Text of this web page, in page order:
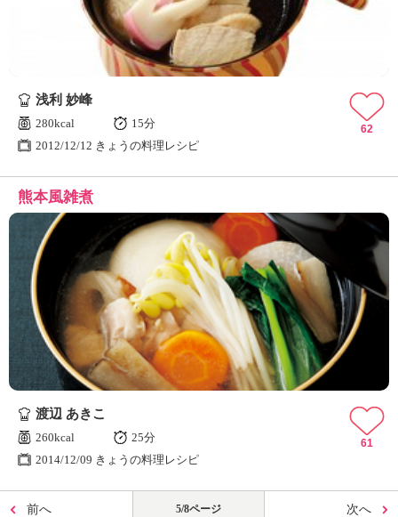
浅利 妙峰
280kcal
15分
2012/12/12 きょうの料理レシピ
62
熊本風雑煮
渡辺 あきこ
260kcal
25分
2014/12/09 きょうの料理レシピ
61
前へ 5/8ページ 次へ